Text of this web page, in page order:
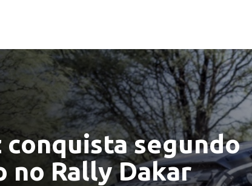
conquista segundo
Rally Dakar